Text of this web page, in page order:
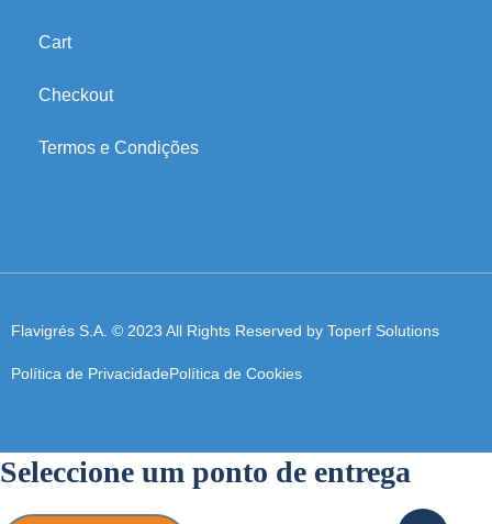
Cart
Checkout
Termos e Condições
Flavigrés S.A. © 2023 All Rights Reserved by Toperf Solutions
Política de PrivacidadePolítica de Cookies
Seleccione um ponto de entrega